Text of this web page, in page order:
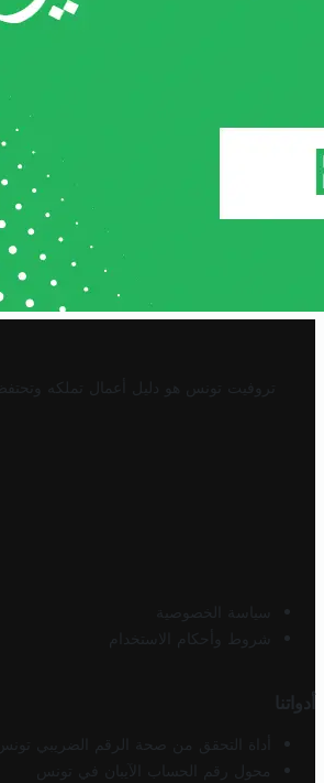
تروفيت تونس هو دليل أعمال تملكه
سياسة الخصوصية
شروط وأحكام الاستخدام
أدواتنا
أداة التحقق من صحة الرقم الضريبي تونس
محول رقم الحساب الآيبان في تونس